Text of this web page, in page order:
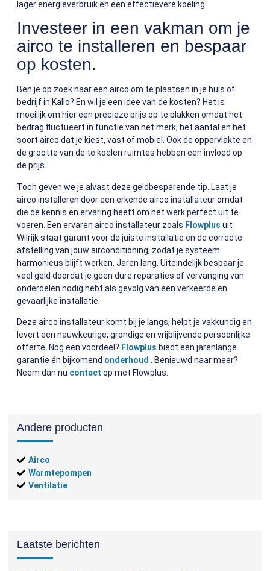
lager energieverbruik en een effectievere koeling.
Investeer in een vakman om je
airco te installeren en bespaar
op kosten.
Ben je op zoek naar een airco om te plaatsen in je huis of
bedrijf in Kallo? En wil je een idee van de kosten? Het is
moeilijk om hier een precieze prijs op te plakken omdat het
bedrag fluctueert in functie van het merk, het aantal en het
soort airco dat je kiest, vast of mobiel. Ook de oppervlakte en
de grootte van de te koelen ruimtes hebben een invloed op
de prijs.
Toch geven we je alvast deze geldbesparende tip. Laat je
airco installeren door een erkende airco installateur omdat
die de kennis en ervaring heeft om het werk perfect uit te
voeren. Een ervaren airco installateur zoals Flowplus uit
Wilrijk staat garant voor de juiste installatie en de correcte
afstelling van jouw airconditioning, zodat je systeem
harmonieus blijft werken. Jaren lang. Uiteindelijk bespaar je
veel geld doordat je geen dure reparaties of vervanging van
onderdelen nodig hebt als gevolg van een verkeerde en
gevaarlijke installatie.
Deze airco installateur komt bij je langs, helpt je vakkundig en
levert een nauwkeurige, grondige en vrijblijvende persoonlijke
offerte. Nog een voordeel? Flowplus biedt een jarenlange
garantie én bijkomend onderhoud . Benieuwd naar meer?
Neem dan nu contact op met Flowplus.
Andere producten
Airco
Warmtepompen
Ventilatie
Laatste berichten